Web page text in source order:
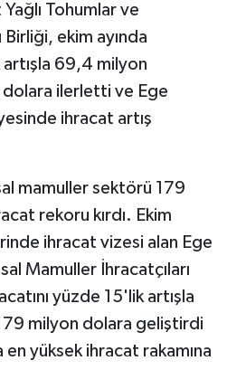
Tohumlar ve
Birliği, ekim ayında
artışla 69,4 milyon
ilerletti ve Ege
ihracat artış
mamuller sektörü 179
rekoru kırdı. Ekim
ihracat vizesi alan Ege
Mamuller İhracatçıları
yüzde 15'lik artışla
milyon dolara geliştirdi
yüksek ihracat rakamına